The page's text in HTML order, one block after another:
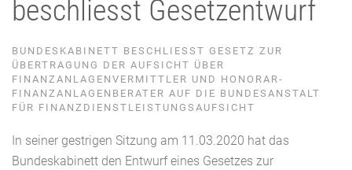
beschliesst Gesetzentwurf
BUNDESKABINETT BESCHLIESST GESETZ ZUR
ÜBERTRAGUNG DER AUFSICHT ÜBER
FINANZANLAGENVERMITTLER UND HONORAR-
FINANZANLAGENBERATER AUF DIE BUNDESANSTALT
FÜR FINANZDIENSTLEISTUNGSAUFSICHT
In seiner gestrigen Sitzung am 11.03.2020 hat das
Bundeskabinett den Entwurf eines Gesetzes zur